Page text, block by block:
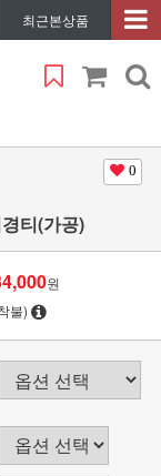
최근본상품
0
티(가공)
원
불)